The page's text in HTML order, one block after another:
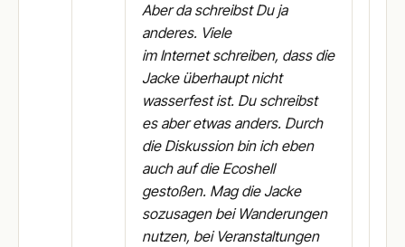
Aber da schreibst Du ja
anderes. Viele
im Internet schreiben, dass die
Jacke überhaupt nicht
wasserfest ist. Du schreibst
es aber etwas anders. Durch
die Diskussion bin ich eben
auch auf die Ecoshell
gestoßen. Mag die Jacke
sozusagen bei Wanderungen
nutzen, bei Veranstaltungen